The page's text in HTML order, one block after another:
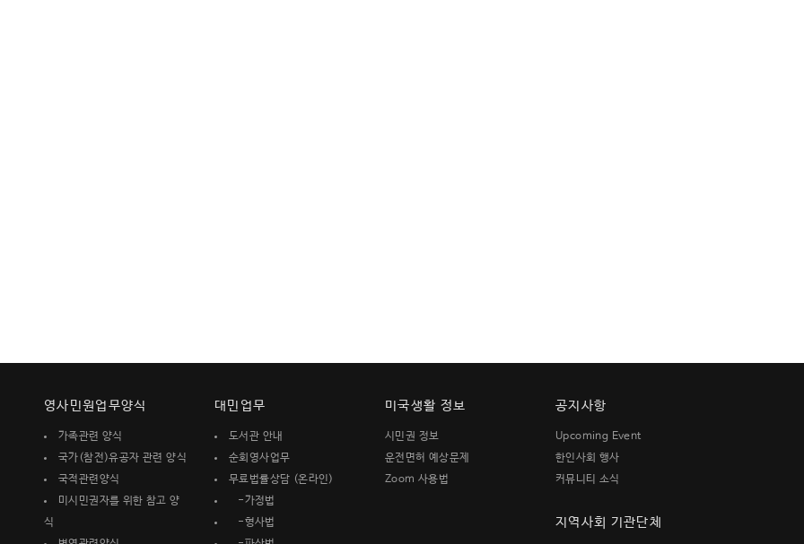
영사민원업무양식
가족관련 양식
국가(참전)유공자 관련 양식
국적관련양식
미시민권자를 위한 참고 양
식
대민업무
도서관 안내
순회영사업무
무료법률상담 (온라인)
-가정법
-형사법
미국생활 정보
시민권 정보
운전면허 예상문제
Zoom 사용법
공지사항
Upcoming Event
한인사회 행사
커뮤니티 소식
지역사회 기관단체